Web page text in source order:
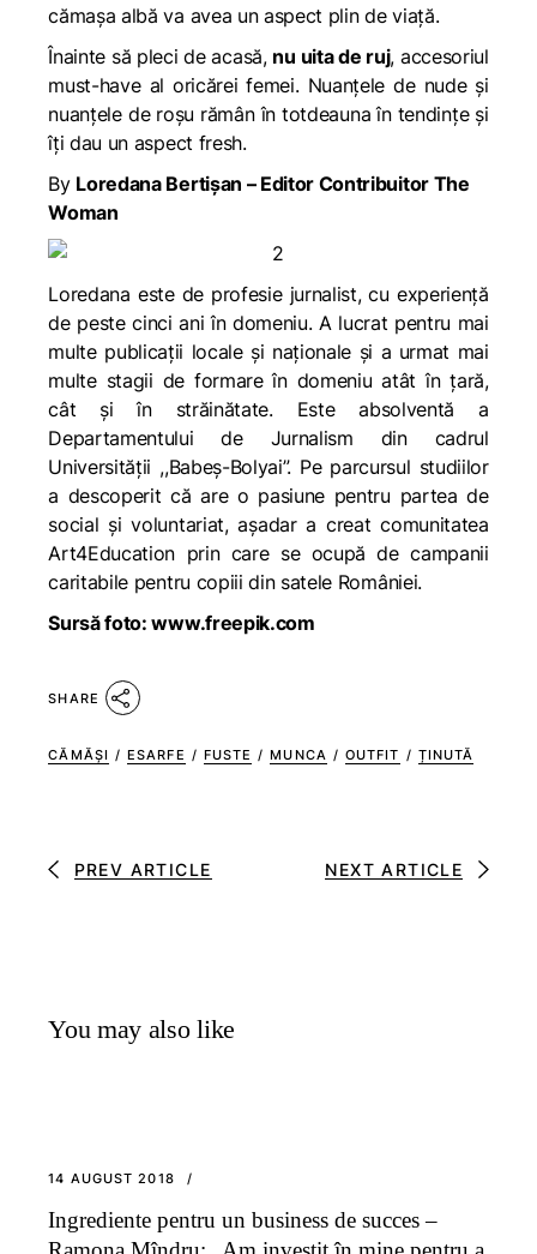
cămașa albă va avea un aspect plin de viață.
Înainte să pleci de acasă, nu uita de ruj, accesoriul
must-have al oricărei femei. Nuanțele de nude și
nuanțele de roșu rămân în totdeauna în tendințe și
îți dau un aspect fresh.
By Loredana Bertișan – Editor Contribuitor The
Woman
Loredana este de profesie jurnalist, cu experiență
de peste cinci ani în domeniu. A lucrat pentru mai
multe publicații locale și naționale și a urmat mai
multe stagii de formare în domeniu atât în țară,
cât și în străinătate. Este absolventă a
Departamentului de Jurnalism din cadrul
Universității ,,Babeș-Bolyai”. Pe parcursul studiilor
a descoperit că are o pasiune pentru partea de
social și voluntariat, așadar a creat comunitatea
Art4Education prin care se ocupă de campanii
caritabile pentru copiii din satele României.
Sursă foto: www.freepik.com
SHARE
CĂMĂȘI / ESARFE / FUSTE / MUNCA / OUTFIT / ȚINUTĂ
PREV ARTICLE NEXT ARTICLE
You may also like
14 AUGUST 2018
Ingrediente pentru un business de succes –